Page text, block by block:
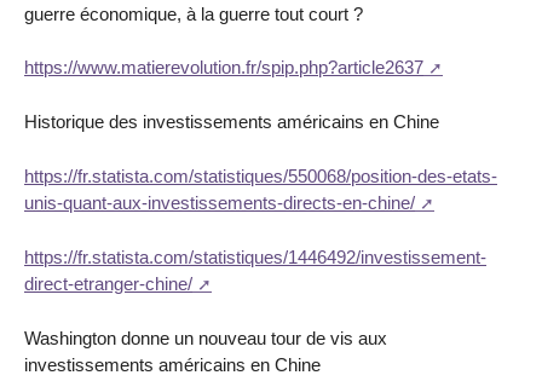
guerre économique, à la guerre tout court ?
https://www.matierevolution.fr/spip.php?article2637
Historique des investissements américains en Chine
https://fr.statista.com/statistiques/550068/position-des-etats-
unis-quant-aux-investissements-directs-en-chine/
https://fr.statista.com/statistiques/1446492/investissement-
direct-etranger-chine/
Washington donne un nouveau tour de vis aux
investissements américains en Chine